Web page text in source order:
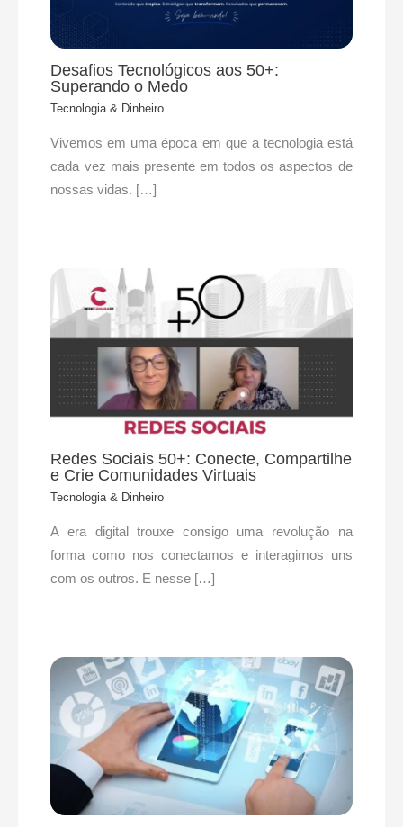
Desafios Tecnológicos aos 50+:
Superando o Medo
Tecnologia & Dinheiro
Vivemos em uma época em que a tecnologia está
cada vez mais presente em todos os aspectos de
nossas vidas. […]
Redes Sociais 50+: Conecte, Compartilhe
e Crie Comunidades Virtuais
Tecnologia & Dinheiro
A era digital trouxe consigo uma revolução na
forma como nos conectamos e interagimos uns
com os outros. E nesse […]